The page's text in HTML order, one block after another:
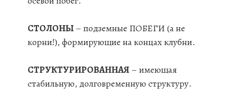
СТОЛОНЫ – подземные ПОБЕГИ (а не
корни!), формирующие на концах клубни.
СТРУКТУРИРОВАННАЯ – имеющая
стабильную, долговременную структуру.